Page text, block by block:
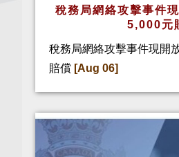
稅務局網絡攻擊事件
5,000元
稅務局網絡攻擊事件現開
賠償 [Aug 06]